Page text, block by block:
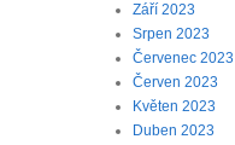
Září 2023
Srpen 2023
Červenec 2023
Červen 2023
Květen 2023
Duben 2023